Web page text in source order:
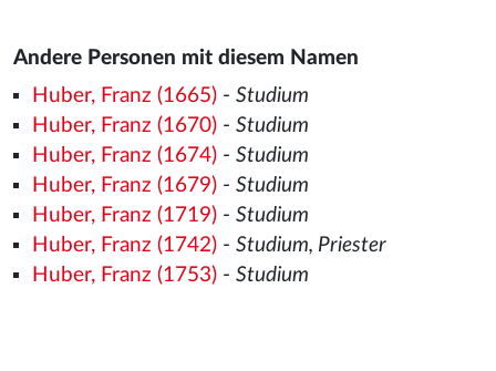
Andere Personen mit diesem Namen
Huber, Franz (1665)- Studium
Huber, Franz (1670)- Studium
Huber, Franz (1674)- Studium
Huber, Franz (1679)- Studium
Huber, Franz (1719)- Studium
Huber, Franz (1742)- Studium, Priester
Huber, Franz (1753)- Studium